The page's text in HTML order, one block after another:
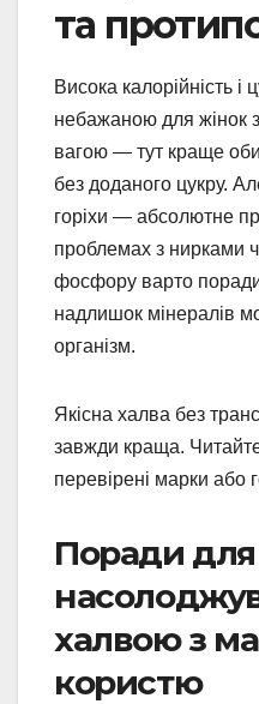
та
Висока калорійність і
небажаною для жінок
вагою — тут краще
без доданого цукру.
горіхи — абсолютне
проблемах з нирками
фосфору варто
надлишок мінералів
організм.
Якісна халва без
завжди краща.
перевірені марки або
Поради для
халвою з
користю